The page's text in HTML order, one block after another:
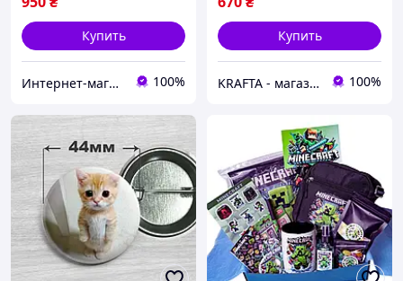
Купить
Интернет-магазин "WowBoxes" 100%
Купить
KRAFTA - магазинчик гик-атрибутики 100%